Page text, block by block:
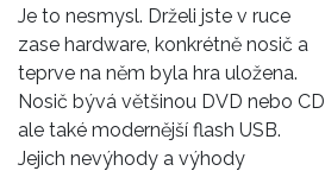
Je to nesmysl. Drželi jste v ruce
zase hardware, konkrétně nosič a
teprve na něm byla hra uložena.
Nosič bývá většinou DVD nebo CD,
ale také modernější flash USB.
Jejich nevýhody a výhody